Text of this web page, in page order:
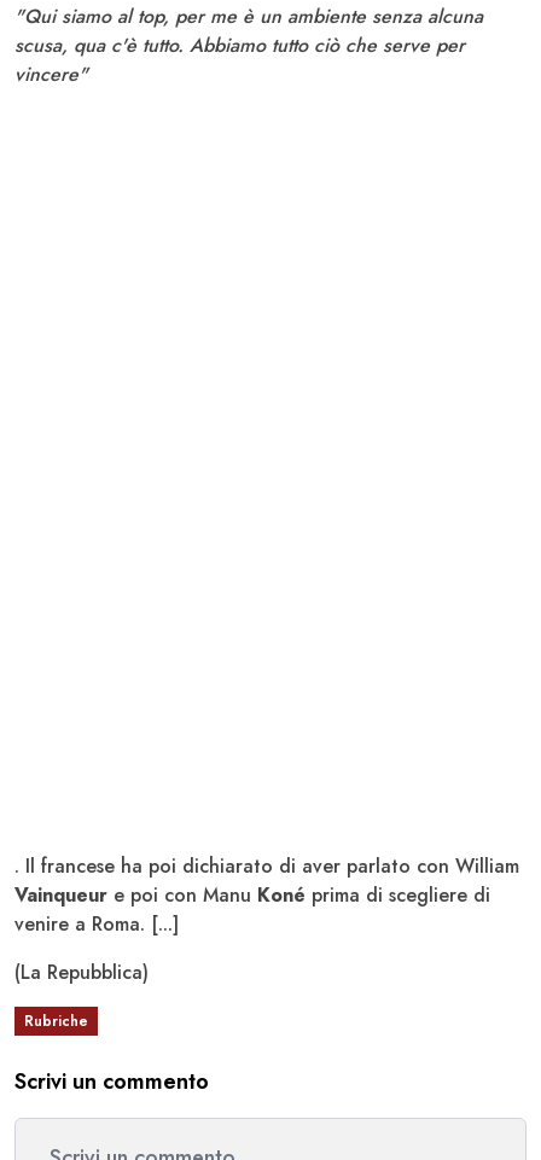
"Qui siamo al top, per me è un ambiente senza alcuna
scusa, qua c'è tutto. Abbiamo tutto ciò che serve per
vincere"
. Il francese ha poi dichiarato di aver parlato con William
Vainqueur e poi con Manu Koné prima di scegliere di
venire a Roma. [...]
(La Repubblica)
Rubriche
Scrivi un commento